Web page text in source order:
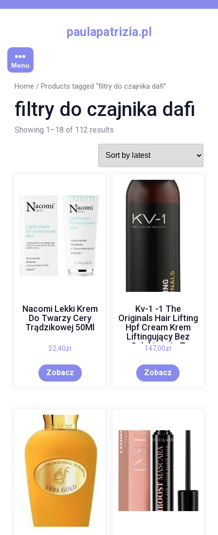
paulapatrizia.pl
Menu
Home / Products tagged “filtry do czajnika dafi”
filtry do czajnika dafi
Showing 1–18 of 112 results
Nacomi Lekki Krem
Do Twarzy Cery
Trądzikowej 50Ml
32,40zł
Zobacz
Kv-1 -1 The
Originals Hair Lifting
Hpf Cream Krem
Liftingujący Bez
Spłukiwania Z
Ochroną Przed Uvb
Wodą Morską I
Chlorowaną 200 ml
147,00zł
Zobacz